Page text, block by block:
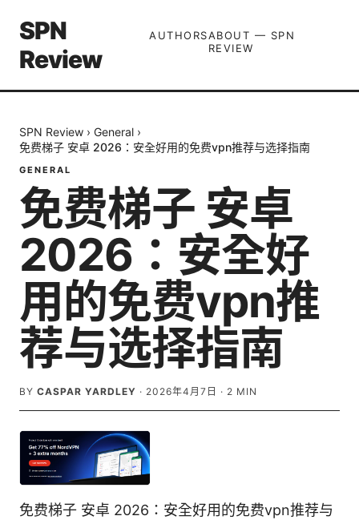
SPN
Review
AUTHORSABOUT — SPN
REVIEW
SPN Review › General ›
免费梯子 安卓 2026：安全好用的免费vpn推荐与选择指南
GENERAL
免费梯子 安卓
2026：安全好
用的免费vpn推
荐与选择指南
BY CASPAR YARDLEY · 2026年4月7日 · 2 MIN
免费梯子 安卓 2026：安全好用的免费vpn推荐与